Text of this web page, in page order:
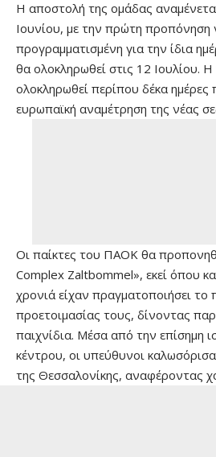
Η αποστολή της ομάδας
Ιουνίου, με την πρώτη προπόνηση
προγραμματισμένη για την ίδια
θα ολοκληρωθεί στις 12 Ιουλίου.
ολοκληρωθεί περίπου δέκα
ευρωπαϊκή αναμέτρηση της νέας
Οι παίκτες του ΠΑΟΚ θα
Complex Zaltbommel», εκεί όπου
χρονιά είχαν πραγματοποιήσει το
προετοιμασίας τους, δίνοντας
παιχνίδια. Μέσα από την επίσημη
κέντρου, οι υπεύθυνοι
της Θεσσαλονίκης, αναφέροντας